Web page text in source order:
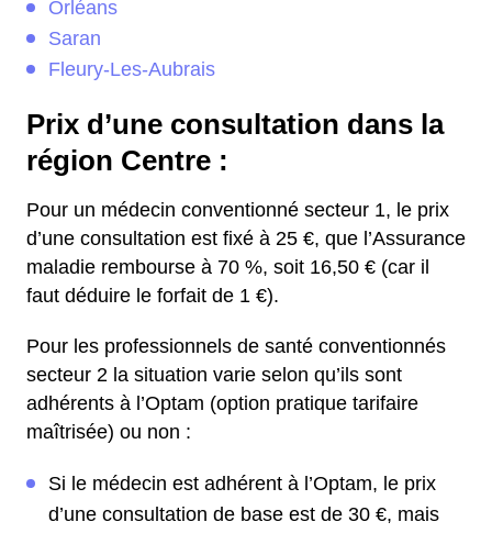
Orléans
Saran
Fleury-Les-Aubrais
Prix d’une consultation dans la
région Centre :
Pour un médecin conventionné secteur 1, le prix
d’une consultation est fixé à 25 €, que l’Assurance
maladie rembourse à 70 %, soit 16,50 € (car il
faut déduire le forfait de 1 €).
Pour les professionnels de santé conventionnés
secteur 2 la situation varie selon qu’ils sont
adhérents à l’Optam (option pratique tarifaire
maîtrisée) ou non :
Si le médecin est adhérent à l’Optam, le prix
d’une consultation de base est de 30 €, mais